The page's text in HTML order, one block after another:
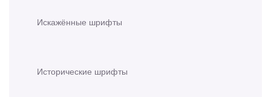
Искажённые шрифты
Исторические шрифты